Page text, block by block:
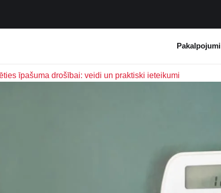
Pakalpojumi
īpašuma drošībai: veidi un praktiski ieteikumi